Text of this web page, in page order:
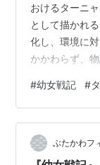
おけるターニ
として描かれ
化し、環境に
かかわらず、
理的であるが
象である。 本
破綻とは何か
は、「破綻」
な崩壊ではな
#幼女戦記 #
ぶたかわフ